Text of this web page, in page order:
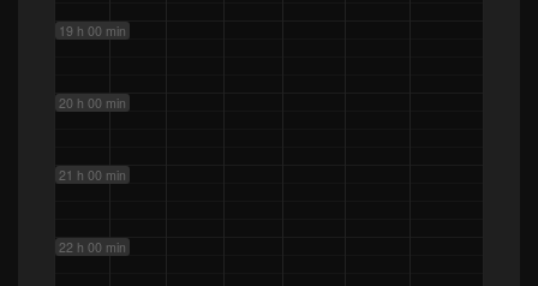
19 h 00 min
20 h 00 min
21 h 00 min
22 h 00 min